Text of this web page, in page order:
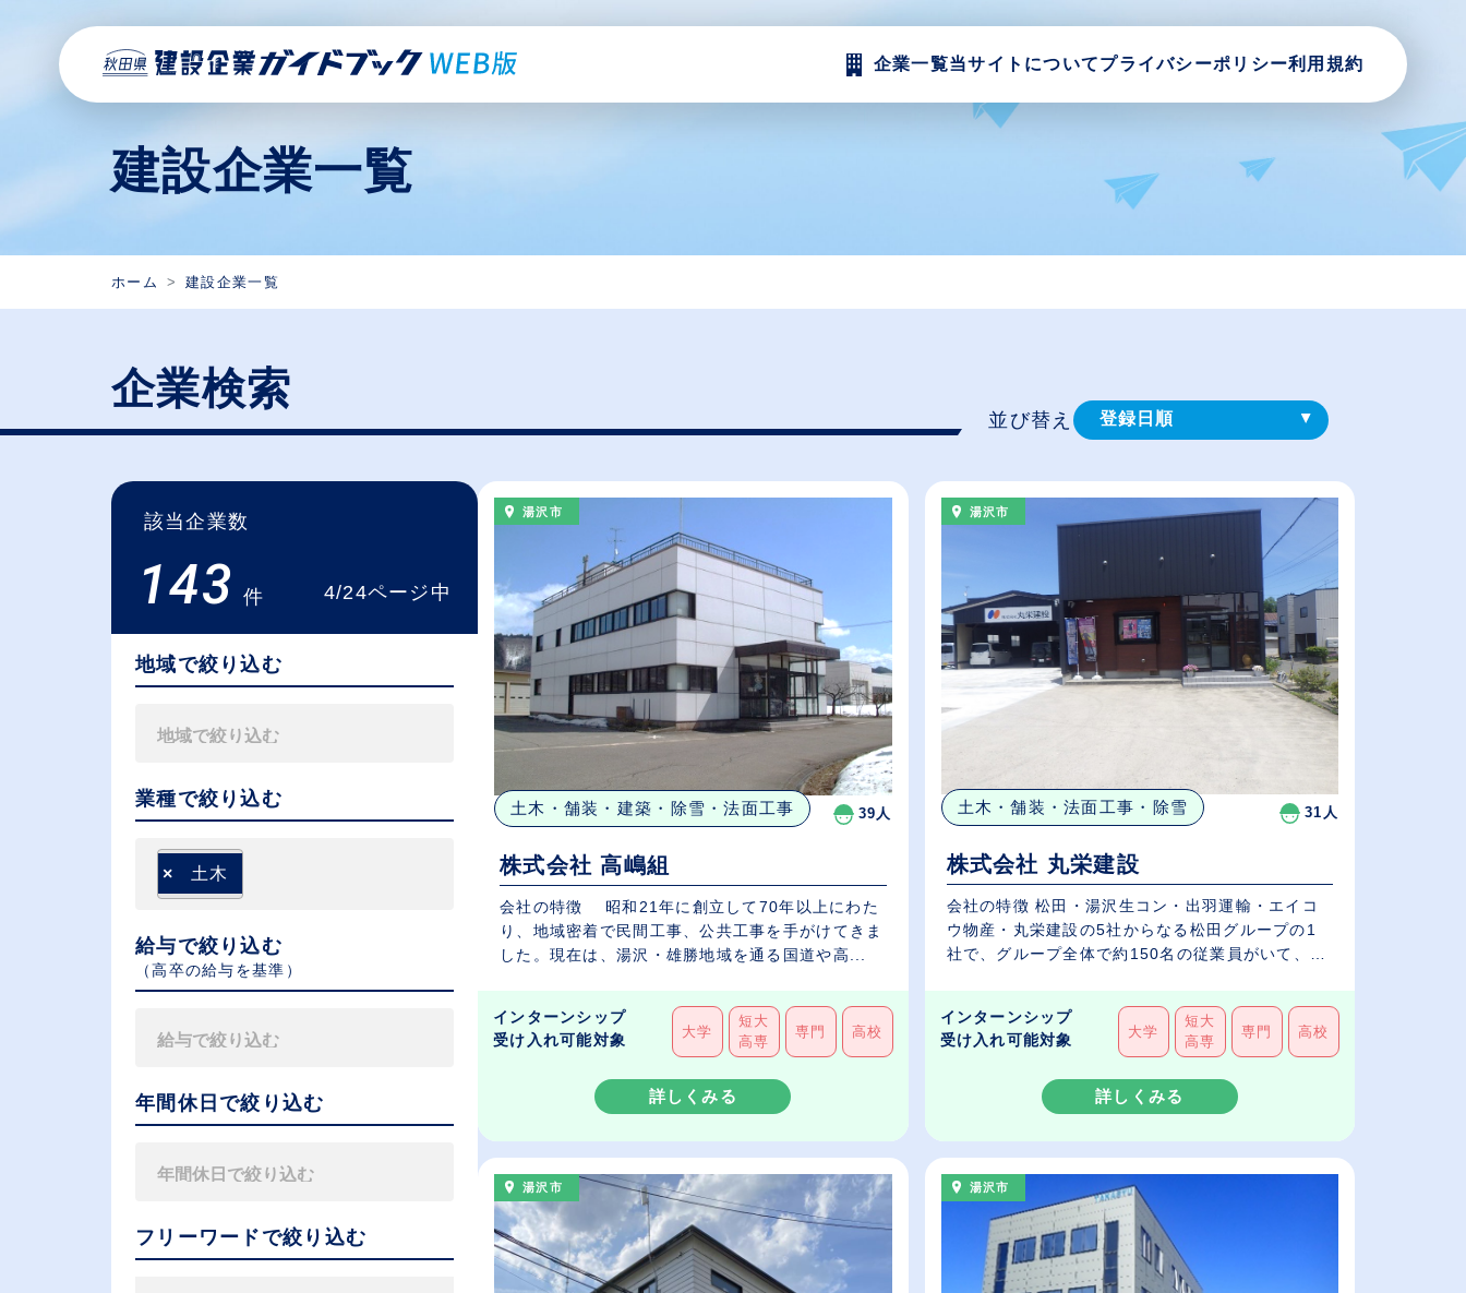
企業一覧当サイトについてプライバシーポリシー利用規約
建設企業一覧
ホーム 建設企業一覧
企業検索
該当企業数
143 件 4/24ページ中
地域で絞り込む
業種で絞り込む
× 土木
給与で絞り込む
（⾼卒の給与を基準）
年間休日で絞り込む
フリーワードで絞り込む
並び替え 登録⽇順
（⾼卒の給与を基準）
休日数が多い順
湯沢市
土木・舗装・建築・除雪・法面工事 39人
株式会社 高嶋組
会社の特徴 昭和21年に創立して70年以上にわた
り、地域密着で民間工事、公共工事を手がけてきま
した。現在は、湯沢・雄勝地域を通る国道や高...
インターンシップ
受け入れ可能対象
大学
短大
高専
専門 高校
詳しくみる
湯沢市
土木・舗装・法面工事・除雪 31人
株式会社 丸栄建設
会社の特徴 松田・湯沢生コン・出羽運輸・エイコ
ウ物産・丸栄建設の5社からなる松田グループの1
社で、グループ全体で約150名の従業員がいて、
インターンシップ
受け入れ可能対象
大学
短大
高専
専門 高校
詳しくみる
湯沢市 湯沢市